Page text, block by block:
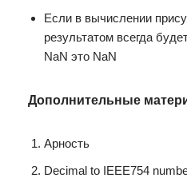
Если в вычислении
результатом всегда
NaN это NaN
Дополнительные
Арность
Decimal to IEEE754